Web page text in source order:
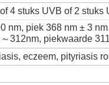
4 stuks UVB of 2 stuks
nm, piek 368 nm ± 3 nm
312nm, piekwaarde
eczeem, pityriasis